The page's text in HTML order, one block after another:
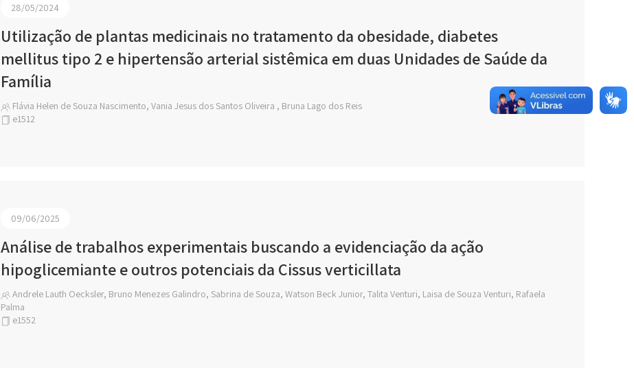
28/05/2024
Utilização de plantas medicinais no tratamento da obesidade, diabetes
mellitus tipo 2 e hipertensão arterial sistêmica em duas Unidades de Saúde da
Família
Flávia Helen de Souza Nascimento, Vania Jesus dos Santos Oliveira , Bruna Lago dos Reis
e1512
09/06/2025
Análise de trabalhos experimentais buscando a evidenciação da ação
hipoglicemiante e outros potenciais da Cissus verticillata
Andrele Lauth Oecksler, Bruno Menezes Galindro, Sabrina de Souza, Watson Beck Junior, Talita Venturi, Laisa de Souza Venturi, Rafaela
Palma
e1552